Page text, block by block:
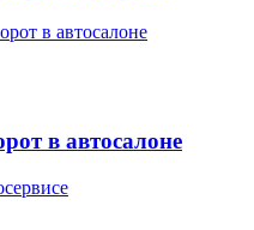
в автосалоне